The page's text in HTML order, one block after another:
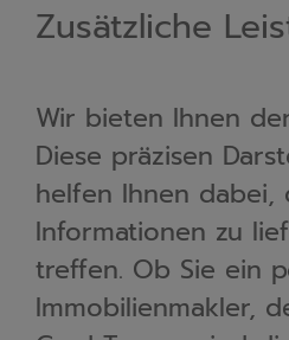
Zusätzliche
Wir bieten Ihnen
Diese präzisen
helfen Ihnen dabei,
Informationen zu
treffen. Ob Sie ein potenzieller Käufer sind, der eine neue Immobilie sucht, oder ein
Immobilienmakler,